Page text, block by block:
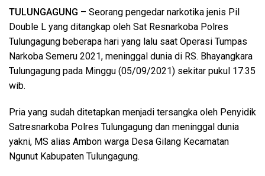
TULUNGAGUNG – Seorang pengedar narkotika jenis Pil
Double L yang ditangkap oleh Sat Resnarkoba Polres
Tulungagung beberapa hari yang lalu saat Operasi Tumpas
Narkoba Semeru 2021, meninggal dunia di RS. Bhayangkara
Tulungagung pada Minggu (05/09/2021) sekitar pukul 17.35
wib.
Pria yang sudah ditetapkan menjadi tersangka oleh Penyidik
Satresnarkoba Polres Tulungagung dan meninggal dunia
yakni, MS alias Ambon warga Desa Gilang Kecamatan
Ngunut Kabupaten Tulungagung.